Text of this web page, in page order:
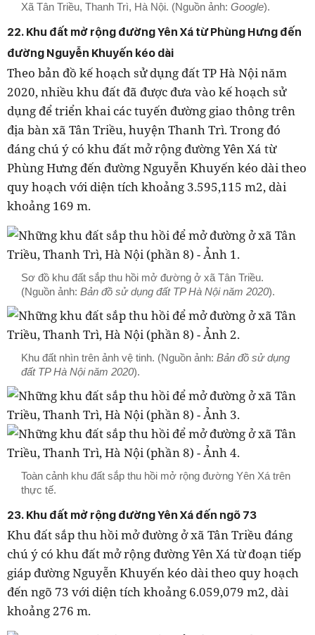
Xã Tân Triều, Thanh Trì, Hà Nội. (Nguồn ảnh: Google).
22. Khu đất mở rộng đường Yên Xá từ Phùng Hưng đến
đường Nguyễn Khuyến kéo dài
Theo bản đồ kế hoạch sử dụng đất TP Hà Nội năm
2020, nhiều khu đất đã được đưa vào kế hoạch sử
dụng để triển khai các tuyến đường giao thông trên
địa bàn xã Tân Triều, huyện Thanh Trì. Trong đó
đáng chú ý có khu đất mở rộng đường Yên Xá từ
Phùng Hưng đến đường Nguyễn Khuyến kéo dài theo
quy hoạch với diện tích khoảng 3.595,115 m2, dài
khoảng 169 m.
Sơ đồ khu đất sắp thu hồi mở đường ở xã Tân Triều.
(Nguồn ảnh: Bản đồ sử dụng đất TP Hà Nội năm 2020).
Khu đất nhìn trên ảnh vệ tinh. (Nguồn ảnh: Bản đồ sử dụng
đất TP Hà Nội năm 2020).
Toàn cảnh khu đất sắp thu hồi mở rộng đường Yên Xá trên
thực tế.
23. Khu đất mở rộng đường Yên Xá đến ngõ 73
Khu đất sắp thu hồi mở đường ở xã Tân Triều đáng
chú ý có khu đất mở rộng đường Yên Xá từ đoạn tiếp
giáp đường Nguyễn Khuyến kéo dài theo quy hoạch
đến ngõ 73 với diện tích khoảng 6.059,079 m2, dài
khoảng 276 m.